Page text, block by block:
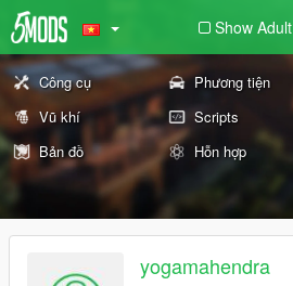
Show Adult
Công cụ Phương tiện
Vũ khí
Scripts
Bản đồ
Hỗn hợp
yogamahendra